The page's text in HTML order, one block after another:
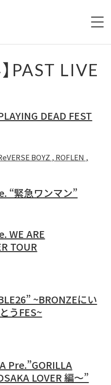
PAST LIVE
DEAD FEST
BOYZ , ROFLEN ,
“緊急ワンマン”
WE ARE
TOUR
~BRONZEにい
うFES~
Pre.”GORILLA
LOVER 編〜”